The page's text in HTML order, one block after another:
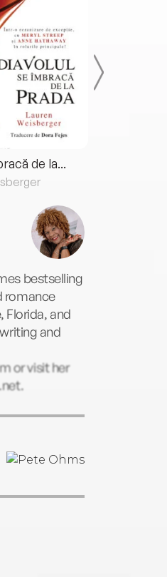
de la...
bestselling
romance
Florida, and
and
or visit her